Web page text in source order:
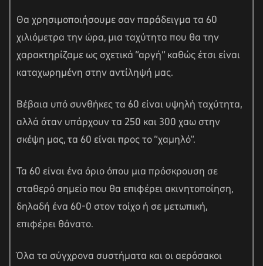
Θα χρησιμοποιήσουμε σαν παράδειγμα τα 60
χιλιόμετρα την ώρα, μια ταχύτητα που θα την
χαρακτηρίζαμε ως σχετικά “αργή” καθώς έτσι είναι
καταχωρημένη στην αντίληψή μας.
Βέβαια υπό συνθήκες τα 60 είναι υψηλή ταχύτητα,
αλλά όταν υπάρχουν τα 250 και 300 χαω στην
σκέψη μας, τα 60 είναι προς το “χαμηλό”.
Τα 60 είναι ένα όριο όπου μια πρόσκρουση σε
σταθερό σημείο που θα επιφέρει ακινητοποίηση,
δηλαδή ένα 60-0 στον τοίχο ή σε μετωπική,
επιφέρει θάνατο.
Όλα τα σύγχρονα συστήματα και οι αερόσακοι